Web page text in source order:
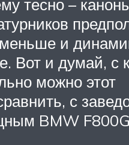
тесно –
и
Вот и думай, с
можно этот
с
BMW